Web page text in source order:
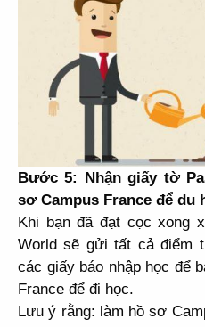
Bước 5: Nhận giấy tờ
sơ Campus France để du
Khi bạn đã đạt cọc xong
World sẽ gửi tất cả điểm
các giấy báo nhập học để
France để đi học.
Lưu ý rằng: làm hồ sơ